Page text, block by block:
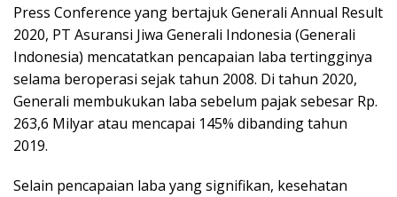
Press Conference yang bertajuk Generali Annual Result
2020, PT Asuransi Jiwa Generali Indonesia (Generali
Indonesia) mencatatkan pencapaian laba tertingginya
selama beroperasi sejak tahun 2008. Di tahun 2020,
Generali membukukan laba sebelum pajak sebesar Rp.
263,6 Milyar atau mencapai 145% dibanding tahun
2019.
Selain pencapaian laba yang signifikan, kesehatan